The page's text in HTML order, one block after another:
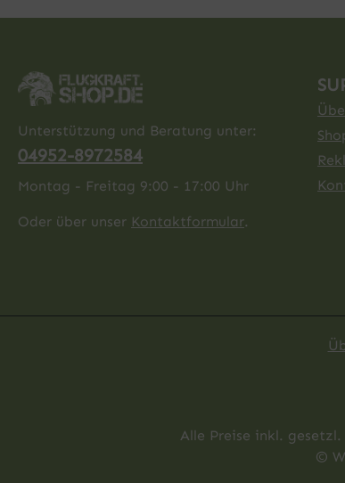
Unterstützung und Beratung unter:
04952-8972584
Montag - Freitag 9:00 - 17:00 Uhr
Oder über unser Kontaktformular.
Alle Preise inkl.
©